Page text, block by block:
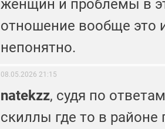
женщин и проблемы в
отношение вообще это
непонятно.
08.05.2026 21:15
natekzz, судя по
скиллы где то в